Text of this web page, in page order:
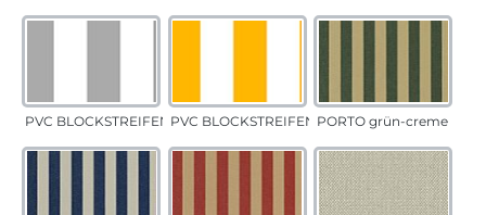
PVC BLOCKSTREIFEN grauPVC BLOCKSTREIFEN gelbPORTO grün-creme